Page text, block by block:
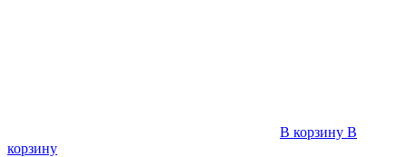
В корзину В
корзину